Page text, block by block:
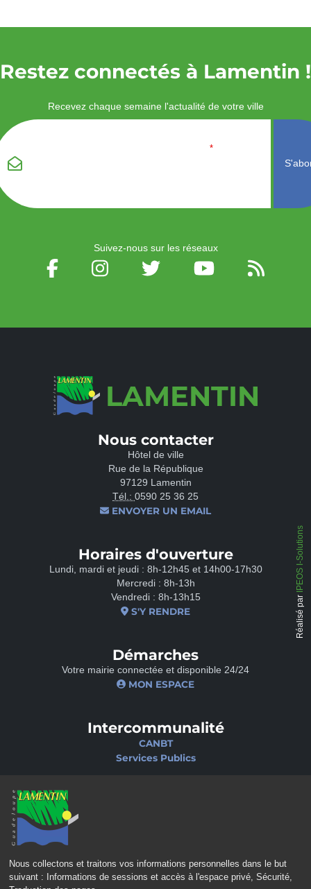
Nous collectons et traitons vos informations personnelles dans le but
suivant :
Informations de sessions et accès à l'espace privé, Sécurité,
LAMENTIN
Nous contacter
Hôtel de ville
Rue de la République
97129 Lamentin
Tél.: 0590 25 36 25
ENVOYER UN EMAIL
Horaires d'ouverture
Lundi, mardi et jeudi : 8h-12h45 et 14h00-17h30
Mercredi : 8h-13h
Vendredi : 8h-13h15
S'Y RENDRE
Démarches
Votre mairie connectée et disponible 24/24
MON ESPACE
Intercommunalité
CANBT
Services Publics
Ciné-Théâtre
Restez connectés à Lamentin !
Recevez chaque semaine l'actualité de votre ville
*
Suivez-nous sur les réseaux
Réalisé par
IPEOS I-Solutions